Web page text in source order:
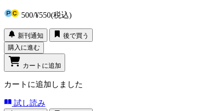
500/¥550(税込)
新刊通知
後で買う
購入に進む
カートに追加
カートに追加しました
試し読み